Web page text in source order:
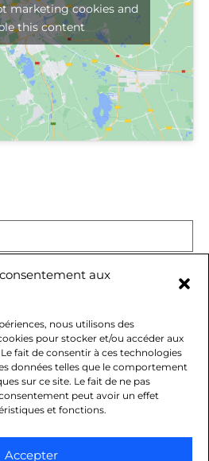
aux
nous utilisons des
pour stocker et/ou accéder aux
fait de consentir à ces technologies
données telles que le comportement
sur ce site. Le fait de ne pas
peut avoir un effet
et fonctions.
Accepter
marketing cookies and
this content
condition